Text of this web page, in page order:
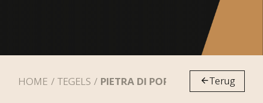
HOME TEGELS PIETRA DI PORTLAND BIANCO
Terug